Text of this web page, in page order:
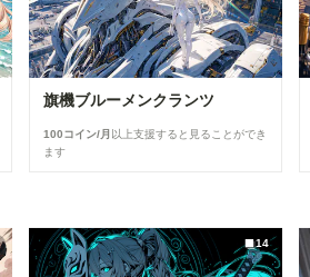
旗機ブルーメンクランツ
100コイン/月 以上支援すると見ることができ
ます
14